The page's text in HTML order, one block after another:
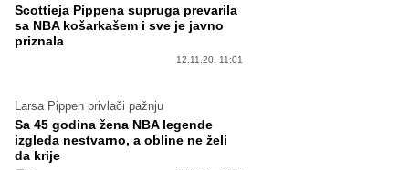
Scottieja Pippena supruga prevarila
sa NBA košarkašem i sve je javno
priznala
12.11.20. 11:01
Larsa Pippen privlači pažnju
Sa 45 godina žena NBA legende
izgleda nestvarno, a obline ne želi
da krije